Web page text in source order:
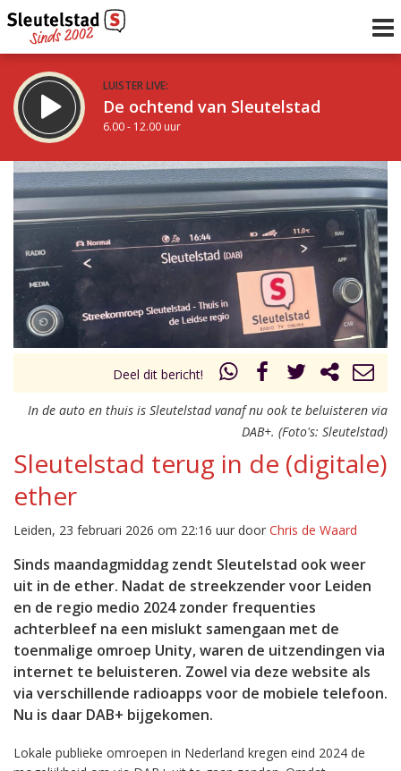
LUISTER LIVE:
De ochtend van Sleutelstad
6.00 - 12.00 uur
STRAKS:
De middag van Sleutelstad
12.00 - 18.00 uur
Vorig uur
uur 1 van 0 Volgend uur
Deel dit bericht!
In de auto en thuis is Sleutelstad vanaf nu ook te beluisteren via
DAB+. (Foto's: Sleutelstad)
Sleutelstad terug in de (digitale)
ether
Leiden, 23 februari 2026 om 22:16 uur door Chris de Waard
Sinds maandagmiddag zendt Sleutelstad ook weer
uit in de ether. Nadat de streekzender voor Leiden
en de regio medio 2024 zonder frequenties
achterbleef na een mislukt samengaan met de
toenmalige omroep Unity, waren de uitzendingen via
internet te beluisteren. Zowel via deze website als
via verschillende radioapps voor de mobiele telefoon.
Nu is daar DAB+ bijgekomen.
Lokale publieke omroepen in Nederland kregen eind 2024 de